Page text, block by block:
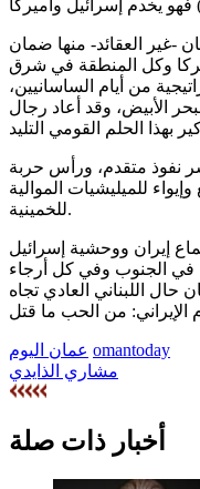
-غير العقائد- منها ضمان
وكل المنطقة في شرق
من أيام الساسانيين،
الأبيض، وقد أعاد رجال
نفوذ متقدم، ورأس حربة
للميليشيات الموالية
للخمينية.
إيران ووحشية إسرائيل
في الجنوب وفي كل أرجاء
حال اللبناني العادي تجاه
عمان اليوم omantoday
مشاري الذايدي
أخبار ذات صلة